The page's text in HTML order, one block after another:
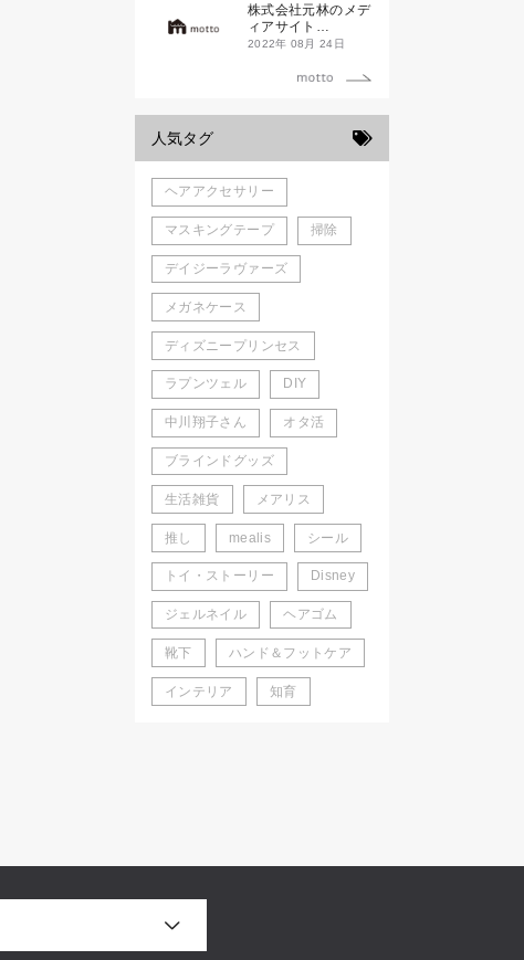
株式会社元林のメデ
ィアサイト
「motto」がローン
2022年 08月 24日
人気タグ
ヘアアクセサリー
マスキングテープ 掃除
デイジーラヴァーズ
メガネケース
ディズニープリンセス
ラプンツェル DIY
中川翔子さん オタ活
ブラインドグッズ
生活雑貨 メアリス
推し mealis シール
トイ・ストーリー Disney
ジェルネイル ヘアゴム
靴下 ハンド＆フットケア
インテリア 知育